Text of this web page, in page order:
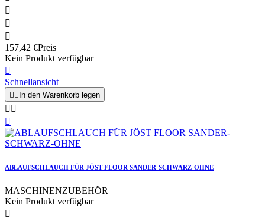



157,42 €Preis
Kein Produkt verfügbar

Schnellansicht
  In den Warenkorb legen
 

ABLAUFSCHLAUCH FÜR JÖST FLOOR SANDER-SCHWARZ-OHNE
MASCHINENZUBEHÖR
Kein Produkt verfügbar
